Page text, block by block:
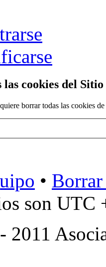
cookies del Sitio
borrar todas las cookies
•
son UTC
2011